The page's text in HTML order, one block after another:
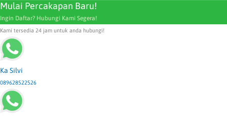
Mulai Percakapan Baru!
Ingin Daftar? Hubungi Kami Segera!
Kami tersedia 24 jam untuk anda hubungi!
Ka Silvi
089628522526